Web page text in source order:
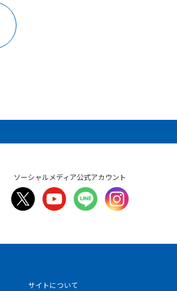
ソーシャルメディア公式アカウント
サイトについて